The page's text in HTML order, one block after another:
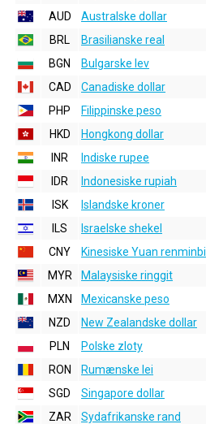
AUD
Australske dollar
BRL
Brasilianske real
BGN
Bulgarske lev
CAD
Canadiske dollar
PHP
Filippinske peso
HKD
Hongkong dollar
INR
Indiske rupee
IDR
Indonesiske rupiah
ISK
Islandske kroner
ILS
Israelske shekel
CNY
Kinesiske Yuan renminbi
MYR
Malaysiske ringgit
MXN
Mexicanske peso
NZD
New Zealandske dollar
PLN
Polske zloty
RON
Rumænske lei
SGD
Singapore dollar
ZAR
Sydafrikanske rand